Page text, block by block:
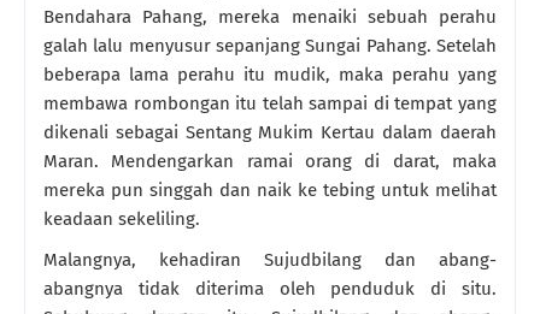
Bendahara Pahang, mereka menaiki sebuah perahu
galah lalu menyusur sepanjang Sungai Pahang. Setelah
beberapa lama perahu itu mudik, maka perahu yang
membawa rombongan itu telah sampai di tempat yang
dikenali sebagai Sentang Mukim Kertau dalam daerah
Maran. Mendengarkan ramai orang di darat, maka
mereka pun singgah dan naik ke tebing untuk melihat
keadaan sekeliling.
Malangnya, kehadiran Sujudbilang dan abang-
abangnya tidak diterima oleh penduduk di situ.